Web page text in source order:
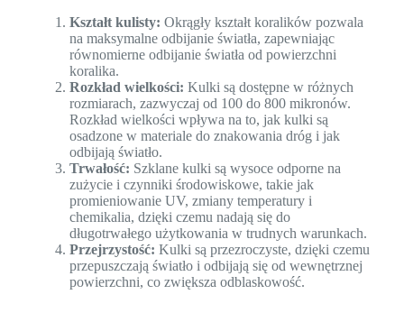
Kształt kulisty: Okrągły kształt koralików pozwala
na maksymalne odbijanie światła, zapewniając
równomierne odbijanie światła od powierzchni
koralika.
Rozkład wielkości: Kulki są dostępne w różnych
rozmiarach, zazwyczaj od 100 do 800 mikronów.
Rozkład wielkości wpływa na to, jak kulki są
osadzone w materiale do znakowania dróg i jak
odbijają światło.
Trwałość: Szklane kulki są wysoce odporne na
zużycie i czynniki środowiskowe, takie jak
promieniowanie UV, zmiany temperatury i
chemikalia, dzięki czemu nadają się do
długotrwałego użytkowania w trudnych warunkach.
Przejrzystość: Kulki są przezroczyste, dzięki czemu
przepuszczają światło i odbijają się od wewnętrznej
powierzchni, co zwiększa odblaskowość.